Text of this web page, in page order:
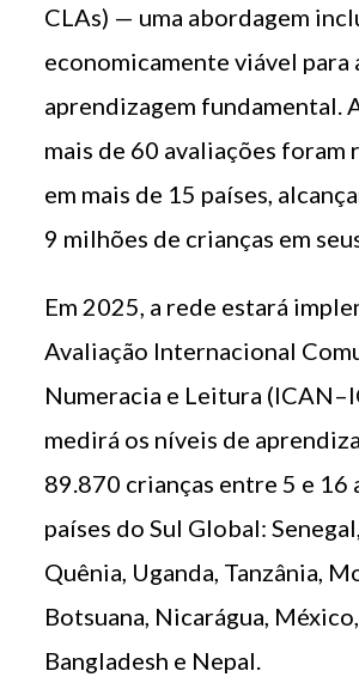
CLAs) — uma abordagem
economicamente viável para
aprendizagem fundamental.
mais de 60 avaliações foram
em mais de 15 países,
9 milhões de crianças em
Em 2025, a rede estará
Avaliação Internacional
Numeracia e Leitura
medirá os níveis de
89.870 crianças entre 5 e 16
países do Sul Global:
Quênia, Uganda, Tanzânia,
Botsuana, Nicarágua,
Bangladesh e Nepal.